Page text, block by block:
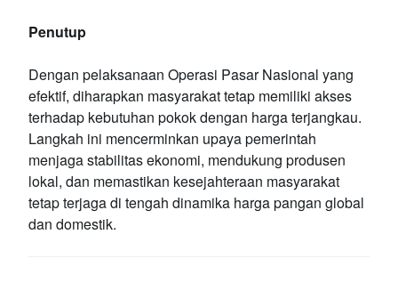
Penutup
Dengan pelaksanaan Operasi Pasar Nasional yang
efektif, diharapkan masyarakat tetap memiliki akses
terhadap kebutuhan pokok dengan harga terjangkau.
Langkah ini mencerminkan upaya pemerintah
menjaga stabilitas ekonomi, mendukung produsen
lokal, dan memastikan kesejahteraan masyarakat
tetap terjaga di tengah dinamika harga pangan global
dan domestik.